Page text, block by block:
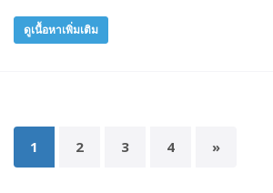
ดูเนื้อหาเพิ่มเติม
1 2 3 4 »